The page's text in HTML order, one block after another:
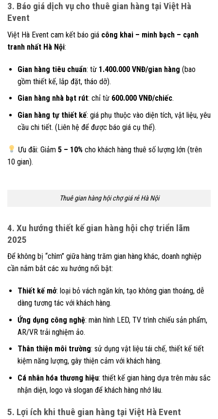
3. Báo giá dịch vụ cho thuê gian hàng tại Việt Hà
Event
Việt Hà Event cam kết báo giá công khai – minh bạch – cạnh
tranh nhất Hà Nội:
Gian hàng tiêu chuẩn: từ 1.400.000 VNĐ/gian hàng (bao
gồm thiết kế, lắp đặt, tháo dỡ).
Gian hàng nhà bạt rút: chỉ từ 600.000 VNĐ/chiếc.
Gian hàng tự thiết kế: giá phụ thuộc vào diện tích, vật liệu, yêu
cầu chi tiết. (Liên hệ để được báo giá cụ thể).
Ưu đãi: Giảm5 – 10% cho khách hàng thuê số lượng lớn (trên
10 gian).
Thuê gian hàng hội chợ giá rẻ Hà Nội
4. Xu hướng thiết kế gian hàng hội chợ triển lãm
2025
Để không bị “chìm” giữa hàng trăm gian hàng khác, doanh nghiệp
cần nắm bắt các xu hướng nổi bật:
Thiết kế mở: loại bỏ vách ngăn kín, tạo không gian thoáng, dễ
dàng tương tác với khách hàng.
Ứng dụng công nghệ: màn hình LED, TV trình chiếu sản phẩm,
AR/VR trải nghiệm ảo.
Thân thiện môi trường: sử dụng vật liệu tái chế, thiết kế tiết
kiệm năng lượng, gây thiện cảm với khách hàng.
Cá nhân hóa thương hiệu: thiết kế gian hàng dựa trên màu sắc
nhận diện, logo và slogan để khách hàng nhớ lâu.
5. Lợi ích khi thuê gian hàng tại Việt Hà Event